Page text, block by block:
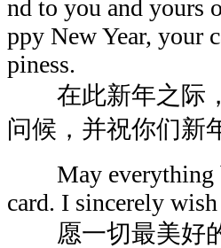
nd to you and yours
ppy New Year, your
piness.
在此新年之际，
问候，并祝你们新
May everything
card. I sincerely wish
愿一切最美好